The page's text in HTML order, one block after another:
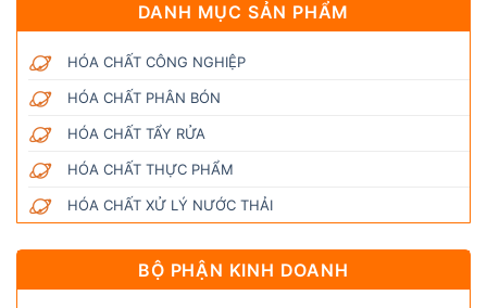
DANH MỤC SẢN PHẨM
HÓA CHẤT CÔNG NGHIỆP
HÓA CHẤT PHÂN BÓN
HÓA CHẤT TẨY RỬA
HÓA CHẤT THỰC PHẨM
HÓA CHẤT XỬ LÝ NƯỚC THẢI
BỘ PHẬN KINH DOANH